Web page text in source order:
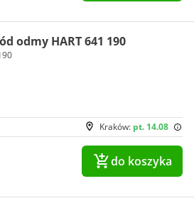
odmy HART 641 190
Kraków: pt. 14.08
do koszyka